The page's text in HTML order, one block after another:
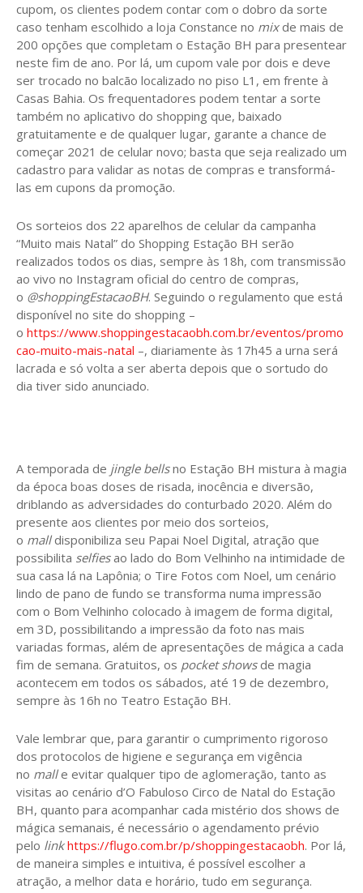
cupom, os clientes podem contar com o dobro da sorte
caso tenham escolhido a loja Constance no mixde mais de
200 opções que completam o Estação BH para presentear
neste fim de ano. Por lá, um cupom vale por dois e deve
ser trocado no balcão localizado no piso L1, em frente à
Casas Bahia. Os frequentadores podem tentar a sorte
também no aplicativo do shopping que, baixado
gratuitamente e de qualquer lugar, garante a chance de
começar 2021 de celular novo; basta que seja realizado um
cadastro para validar as notas de compras e transformá-
las em cupons da promoção.
Os sorteios dos 22 aparelhos de celular da campanha
“Muito mais Natal” do Shopping Estação BH serão
realizados todos os dias, sempre às 18h, com transmissão
ao vivo no Instagram oficial do centro de compras,
o @shoppingEstacaoBH. Seguindo o regulamento que está
disponível no site do shopping –
o https://www.shoppingestacaobh.com.br/eventos/promo
cao-muito-mais-natal –, diariamente às 17h45 a urna será
lacrada e só volta a ser aberta depois que o sortudo do
dia tiver sido anunciado.
A temporada de jingle bellsno Estação BH mistura à magia
da época boas doses de risada, inocência e diversão,
driblando as adversidades do conturbado 2020. Além do
presente aos clientes por meio dos sorteios,
o malldisponibiliza seu Papai Noel Digital, atração que
possibilita selfiesao lado do Bom Velhinho na intimidade de
sua casa lá na Lapônia; o Tire Fotos com Noel, um cenário
lindo de pano de fundo se transforma numa impressão
com o Bom Velhinho colocado à imagem de forma digital,
em 3D, possibilitando a impressão da foto nas mais
variadas formas, além de apresentações de mágica a cada
fim de semana. Gratuitos, os pocket showsde magia
acontecem em todos os sábados, até 19 de dezembro,
sempre às 16h no Teatro Estação BH.
Vale lembrar que, para garantir o cumprimento rigoroso
dos protocolos de higiene e segurança em vigência
no malle evitar qualquer tipo de aglomeração, tanto as
visitas ao cenário d’O Fabuloso Circo de Natal do Estação
BH, quanto para acompanhar cada mistério dos shows de
mágica semanais, é necessário o agendamento prévio
pelo linkhttps://flugo.com.br/p/shoppingestacaobh. Por lá,
de maneira simples e intuitiva, é possível escolher a
atração, a melhor data e horário, tudo em segurança.